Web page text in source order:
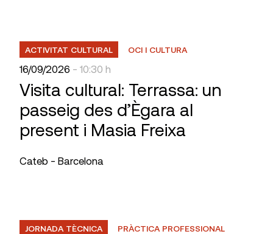
ACTIVITAT CULTURAL OCI I CULTURA
16/09/2026 - 10:30 h
Visita cultural: Terrassa: un
passeig des d’Ègara al
present i Masia Freixa
Cateb - Barcelona
JORNADA TÈCNICA PRÀCTICA PROFESSIONAL